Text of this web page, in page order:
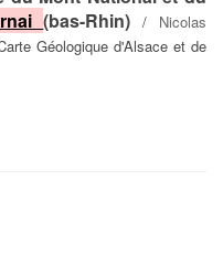
(bas-Rhin) / Nicolas
Géologique d'Alsace et de